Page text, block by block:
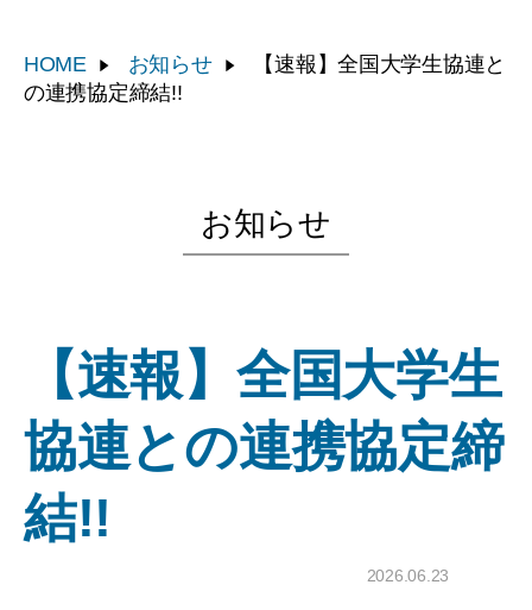
HOME お知らせ
【速報】全国大学生協連と
の連携協定締結!!
お知らせ
【速報】全国大学生
協連との連携協定締
結!!
2026.06.23